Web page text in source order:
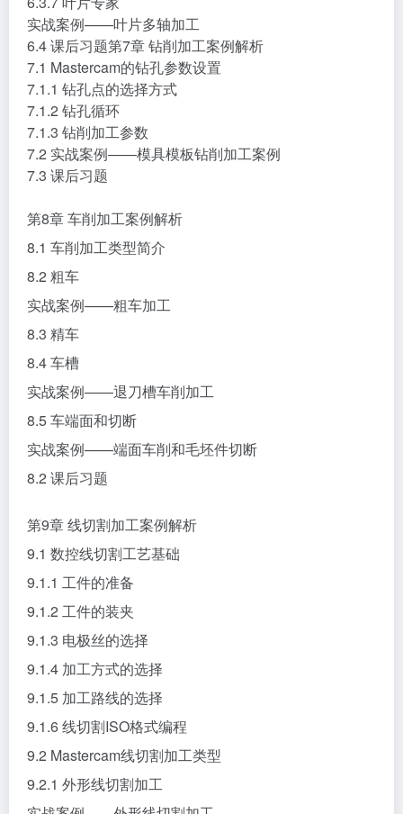
6.3.7 叶片专家
实战案例——叶片多轴加工
6.4 课后习题第7章 钻削加工案例解析
7.1 Mastercam的钻孔参数设置
7.1.1 钻孔点的选择方式
7.1.2 钻孔循环
7.1.3 钻削加工参数
7.2 实战案例——模具模板钻削加工案例
第8章 车削加工案例解析
8.1 车削加工类型简介
8.2 粗车
实战案例——粗车加工
8.3 精车
8.4 车槽
实战案例——退刀槽车削加工
8.5 车端面和切断
实战案例——端面车削和毛坯件切断
第9章 线切割加工案例解析
9.1 数控线切割工艺基础
9.1.1 工件的准备
9.1.2 工件的装夹
9.1.3 电极丝的选择
9.1.4 加工方式的选择
9.1.5 加工路线的选择
9.1.6 线切割ISO格式编程
9.2 Mastercam线切割加工类型
9.2.1 外形线切割加工